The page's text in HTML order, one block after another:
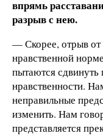
впрямь
разрыв с нею.
— Скорее, отрыв от
нравственной
пытаются
нравственности.
неправильные
изменить. Нам
представляется